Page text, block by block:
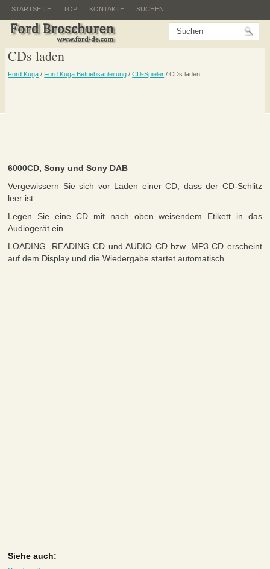
STARTSEITE TOP KONTAKTE SUCHEN
CDs laden
Ford Kuga / Ford Kuga Betriebsanleitung /CD-Spieler / CDs laden
6000CD, Sony und Sony DAB
Vergewissern Sie sich vor Laden einer CD, dass der CD-Schlitz
leer ist.
Legen Sie eine CD mit nach oben weisendem Etikett in das
Audiogerät ein.
LOADING ,READING CD und AUDIO CD bzw. MP3 CD erscheint
auf dem Display und die Wiedergabe startet automatisch.
Siehe auch: